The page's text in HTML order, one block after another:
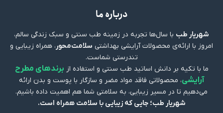
درباره ما
شهریار طب با سال‌ها تجربه در زمینه طب سنتی و سبک زندگی سالم،
امروز با ارائه‌ی محصولات آرایشی بهداشتی سلامت‌محور، همراه زیبایی و
تندرستی شماست.
ما با تکیه بر دانش اساتید طب سنتی و استفاده از برندهای مطرح
آرایشی، محصولاتی فاقد مواد مضر و سازگار با پوست و بدن ارائه
می‌دهیم تا در مسیر زیبایی، به سلامتی شما هم اهمیت داده باشیم.
شهریار طب؛ جایی که زیبایی با سلامت همراه است.